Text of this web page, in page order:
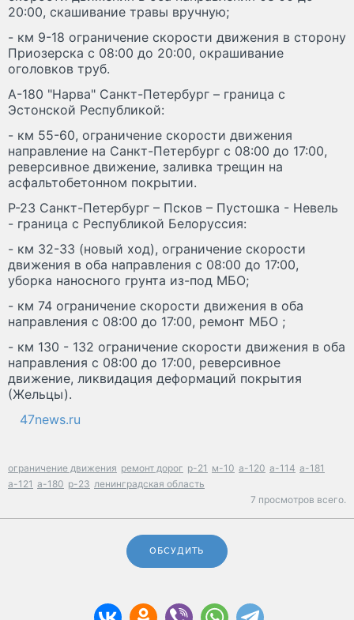
20:00, скашивание травы вручную;
- км 9-18 ограничение скорости движения в сторону
Приозерска с 08:00 до 20:00, окрашивание
оголовков труб.
А-180 "Нарва" Санкт-Петербург – граница с
Эстонской Республикой:
- км 55-60, ограничение скорости движения
направление на Санкт-Петербург с 08:00 до 17:00,
реверсивное движение, заливка трещин на
асфальтобетонном покрытии.
Р-23 Санкт-Петербург – Псков – Пустошка - Невель
- граница с Республикой Белоруссия:
- км 32-33 (новый ход), ограничение скорости
движения в оба направления с 08:00 до 17:00,
уборка наносного грунта из-под МБО;
- км 74 ограничение скорости движения в оба
направления с 08:00 до 17:00, ремонт МБО ;
- км 130 - 132 ограничение скорости движения в оба
направления с 08:00 до 17:00, реверсивное
движение, ликвидация деформаций покрытия
(Жельцы).
47news.ru
ограничение движения ремонт дорог р-21 м-10 а-120 а-114 а-181
а-121 а-180 р-23 ленинградская область
7 просмотров всего.
ОБСУДИТЬ